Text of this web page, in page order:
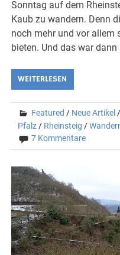
Sonntag auf dem
Kaub zu wandern. Denn
noch mehr und vor allem
bieten. Und das war
WEITERLESEN
Featured / Neue Artikel /
Pfalz / Rheinsteig /
7 Kommentare